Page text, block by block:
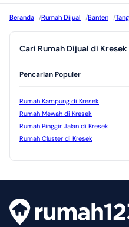
Beranda /Rumah Dijual /Banten /
Cari Rumah Dijual di
Pencarian Populer
Rumah Kampung di Kresek
Rumah Mewah di Kresek
Rumah Pinggir Jalan di Kresek
Rumah Cluster di Kresek